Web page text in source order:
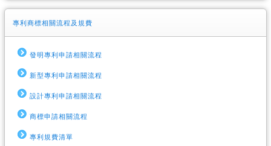
專利商標相關流程及規費
發明專利申請相關流程
新型專利申請相關流程
設計專利申請相關流程
商標申請相關流程
專利規費清單